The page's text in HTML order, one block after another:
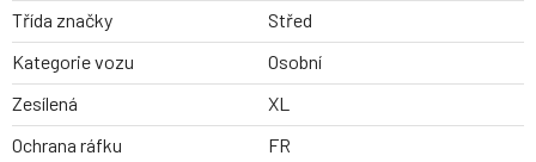
Třída značky
Střed
Kategorie vozu
Osobní
Zesílená
XL
Ochrana ráfku
FR